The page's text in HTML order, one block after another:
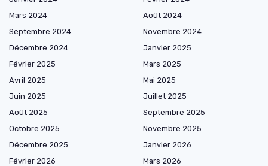
Mars 2024
Août 2024
Septembre 2024
Novembre 2024
Décembre 2024
Janvier 2025
Février 2025
Mars 2025
Avril 2025
Mai 2025
Juin 2025
Juillet 2025
Août 2025
Septembre 2025
Octobre 2025
Novembre 2025
Décembre 2025
Janvier 2026
Février 2026
Mars 2026